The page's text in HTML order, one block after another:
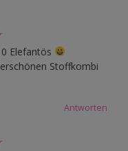
Elefantös
Stoffkombi
Antworten